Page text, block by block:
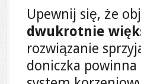
Upewnij się, że
dwukrotnie
rozwiązanie
doniczka